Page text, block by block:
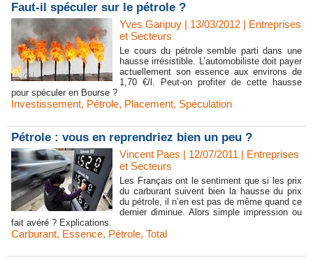
Faut-il spéculer sur le pétrole ?
Yves Garipuy | 13/03/2012 | Entreprises
et Secteurs
Le cours du pétrole semble parti dans une
hausse irrésistible. L’automobiliste doit payer
actuellement son essence aux environs de
1,70 €/l. Peut-on profiter de cette hausse
pour spéculer en Bourse ?
Investissement, Pétrole, Placement, Spéculation
Pétrole : vous en reprendriez bien un peu ?
Vincent Paes | 12/07/2011 | Entreprises
et Secteurs
Les Français ont le sentiment que si les prix
du carburant suivent bien la hausse du prix
du pétrole, il n’en est pas de même quand ce
dernier diminue. Alors simple impression ou
fait avéré ? Explications.
Carburant, Essence, Pétrole, Total